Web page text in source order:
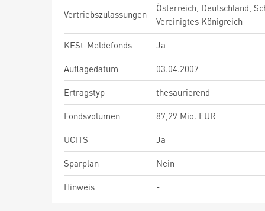
Vertriebszulassungen
Österreich, Deutschland,
Vereinigtes Königreich
KESt-Meldefonds
Ja
Auflagedatum
03.04.2007
Ertragstyp
thesaurierend
Fondsvolumen
87,29 Mio. EUR
UCITS
Ja
Sparplan
Nein
Hinweis
-